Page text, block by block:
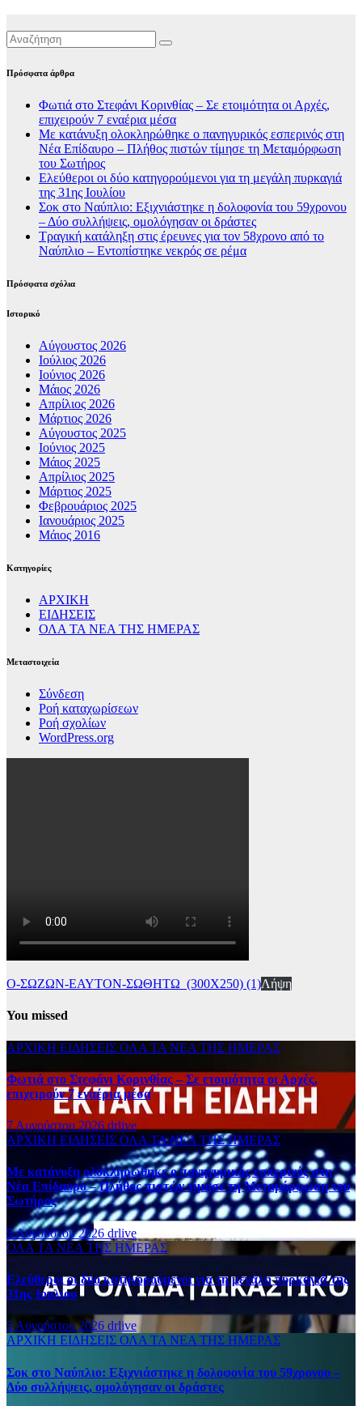
Πρόσφατα άρθρα
Φωτιά στο Στεφάνι Κορινθίας – Σε ετοιμότητα οι Αρχές,
επιχειρούν 7 εναέρια μέσα
Με κατάνυξη ολοκληρώθηκε ο πανηγυρικός εσπερινός στη
Νέα Επίδαυρο – Πλήθος πιστών τίμησε τη Μεταμόρφωση
του Σωτήρος
Ελεύθεροι οι δύο κατηγορούμενοι για τη μεγάλη πυρκαγιά
της 31ης Ιουλίου
Σοκ στο Ναύπλιο: Εξιχνιάστηκε η δολοφονία του 59χρονου
– Δύο συλλήψεις, ομολόγησαν οι δράστες
Τραγική κατάληξη στις έρευνες για τον 58χρονο από το
Ναύπλιο – Εντοπίστηκε νεκρός σε ρέμα
Πρόσφατα σχόλια
Ιστορικό
Αύγουστος 2026
Ιούλιος 2026
Ιούνιος 2026
Μάιος 2026
Απρίλιος 2026
Μάρτιος 2026
Αύγουστος 2025
Ιούνιος 2025
Μάιος 2025
Απρίλιος 2025
Μάρτιος 2025
Φεβρουάριος 2025
Ιανουάριος 2025
Μάιος 2016
Kατηγορίες
ΑΡΧΙΚΗ
ΕΙΔΗΣΕΙΣ
ΟΛΑ ΤΑ ΝΕΑ ΤΗΣ ΗΜΕΡΑΣ
Μεταστοιχεία
Σύνδεση
Ροή καταχωρίσεων
Ροή σχολίων
WordPress.org
Ο-ΣΩΖΩΝ-ΕΑΥΤΟΝ-ΣΩΘΗΤΩ_(300Χ250) (1)Λήψη
You missed
ΑΡΧΙΚΗ ΕΙΔΗΣΕΙΣ ΟΛΑ ΤΑ ΝΕΑ ΤΗΣ ΗΜΕΡΑΣ
Φωτιά στο Στεφάνι Κορινθίας – Σε ετοιμότητα οι Αρχές,
επιχειρούν 7 εναέρια μέσα
7 Αυγούστου 2026drlive
ΑΡΧΙΚΗ ΕΙΔΗΣΕΙΣ ΟΛΑ ΤΑ ΝΕΑ ΤΗΣ ΗΜΕΡΑΣ
Με κατάνυξη ολοκληρώθηκε ο πανηγυρικός εσπερινός στη
Νέα Επίδαυρο – Πλήθος πιστών τίμησε τη Μεταμόρφωση του
Σωτήρος
5 Αυγούστου 2026 drlive
ΟΛΑ ΤΑ ΝΕΑ ΤΗΣ ΗΜΕΡΑΣ
Ελεύθεροι οι δύο κατηγορούμενοι για τη μεγάλη πυρκαγιά της
31ης Ιουλίου
5 Αυγούστου 2026 drlive
ΑΡΧΙΚΗ ΕΙΔΗΣΕΙΣ ΟΛΑ ΤΑ ΝΕΑ ΤΗΣ ΗΜΕΡΑΣ
Σοκ στο Ναύπλιο: Εξιχνιάστηκε η δολοφονία του 59χρονου –
Δύο συλλήψεις, ομολόγησαν οι δράστες